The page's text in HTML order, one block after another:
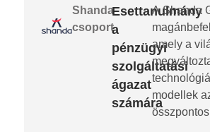
csoport
Esettanulmány
a
szolgáltatási
A Shanda Group egy
magánbefektetési cég,
amely a világot
megváltoztató innovatív
technológiák és üzleti
modellek azonosítására
összpontosít.